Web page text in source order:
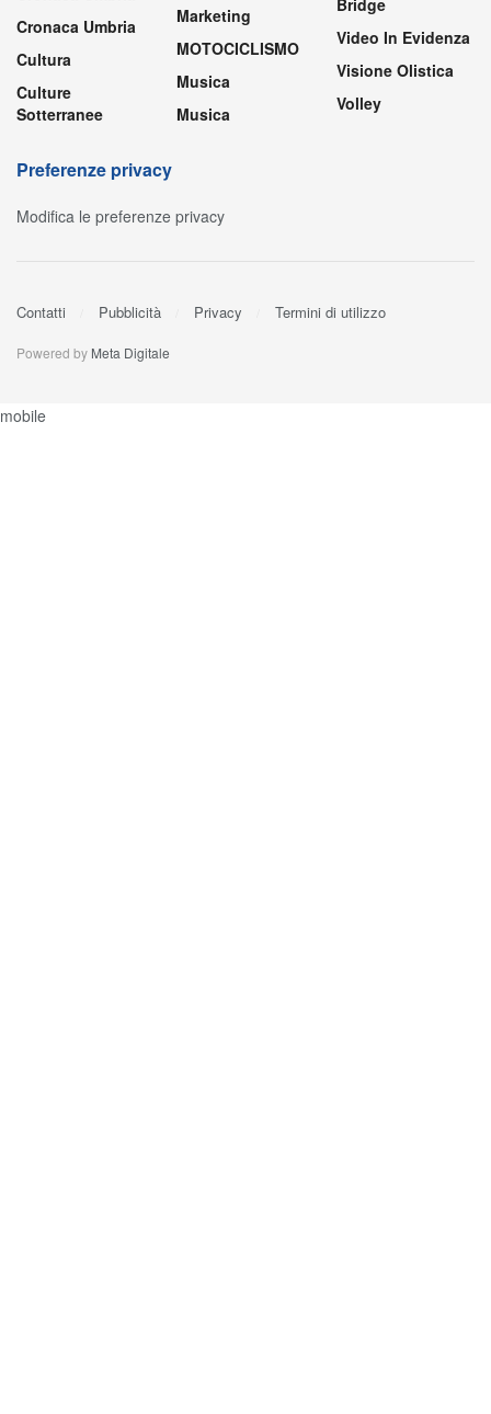
Cronaca Umbria
Cultura
Culture
Sotterranee
Marketing
MOTOCICLISMO
Musica
Musica
Bridge
Video In Evidenza
Visione Olistica
Volley
Preferenze privacy
Modifica le preferenze privacy
Contatti Pubblicità Privacy Termini di utilizzo
Powered by Meta Digitale